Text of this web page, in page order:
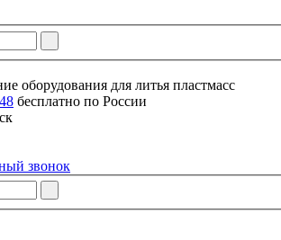
оборудования для литья пластмасс
бесплатно по России
звонок